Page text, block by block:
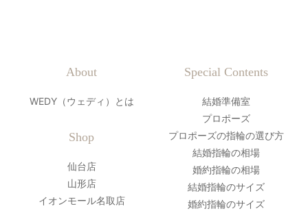
About
WEDY（ウェディ）とは
Shop
仙台店
山形店
イオンモール名取店
Special Contents
結婚準備室
プロポーズ
プロポーズの指輪の選び方
結婚指輪の相場
婚約指輪の相場
結婚指輪のサイズ
婚約指輪のサイズ